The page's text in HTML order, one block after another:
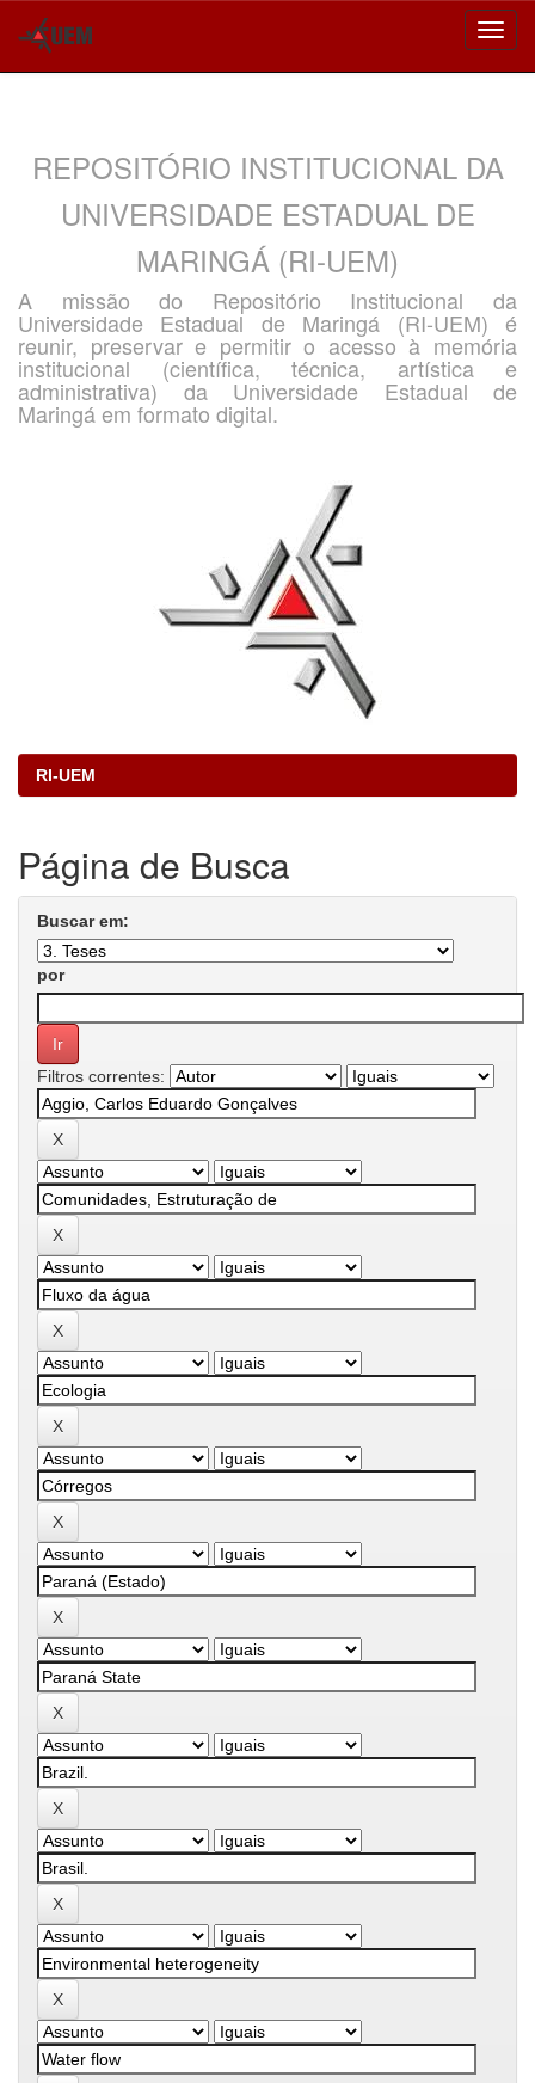
REPOSITÓRIO INSTITUCIONAL DA
UNIVERSIDADE ESTADUAL DE
MARINGÁ (RI-UEM)
A missão do Repositório Institucional da
Universidade Estadual de Maringá (RI-UEM) é
reunir, preservar e permitir o acesso à memória
institucional (científica, técnica, artística e
administrativa) da Universidade Estadual de
Maringá em formato digital.
RI-UEM
Página de Busca
Buscar em:
por
Filtros correntes: